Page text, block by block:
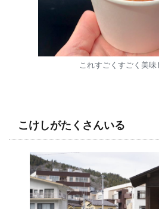
これすごくすごく美味
こけしがたくさんいる